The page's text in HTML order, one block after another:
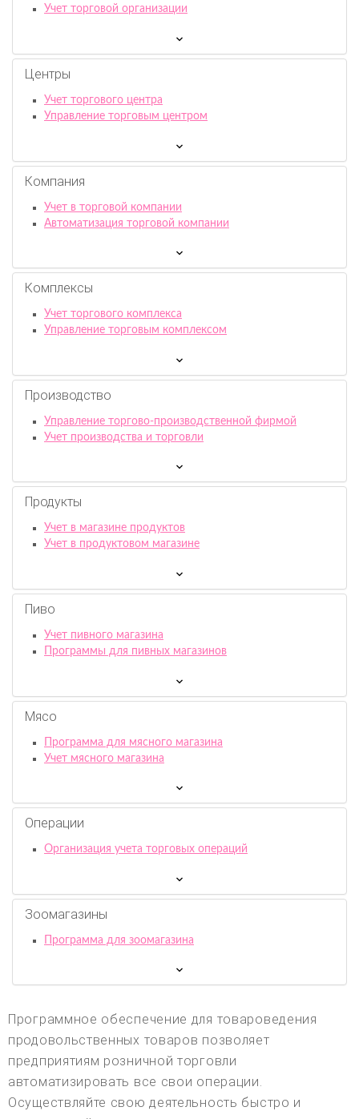
Учет торговой организации
Центры
Учет торгового центра
Управление торговым центром
Компания
Учет в торговой компании
Автоматизация торговой компании
Комплексы
Учет торгового комплекса
Управление торговым комплексом
Производство
Управление торгово-производственной фирмой
Учет производства и торговли
Продукты
Учет в магазине продуктов
Учет в продуктовом магазине
Пиво
Учет пивного магазина
Программы для пивных магазинов
Мясо
Программа для мясного магазина
Учет мясного магазина
Операции
Организация учета торговых операций
Зоомагазины
Программа для зоомагазина
Программное обеспечение для товароведения
продовольственных товаров позволяет
предприятиям розничной торговли
автоматизировать все свои операции.
Осуществляйте свою деятельность быстро и